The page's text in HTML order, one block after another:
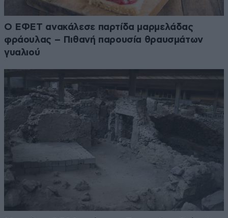
Ο ΕΦΕΤ ανακάλεσε παρτίδα μαρμελάδας
φράουλας – Πιθανή παρουσία θραυσμάτων
γυαλιού